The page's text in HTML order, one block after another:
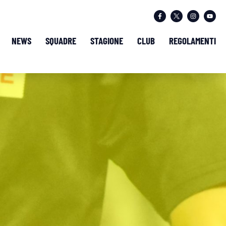
NEWS SQUADRE STAGIONE CLUB REGOLAMENTI